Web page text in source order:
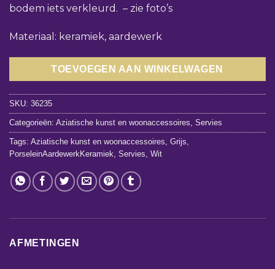
bodem iets verkleurd. – zie foto’s
Materiaal: keramiek, aardewerk
TOEVOEGEN AAN WINKELWAGEN
SKU: 36235
Categorieën: Aziatische kunst en woonaccessoires Servies
Tags: Aziatische kunst en woonaccessoires Grijs
PorseleinAardewerkKeramiek Servies Wit
AFMETINGEN